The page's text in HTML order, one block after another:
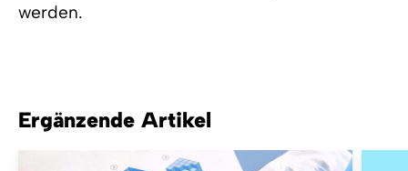
werden.
Ergänzende Artikel